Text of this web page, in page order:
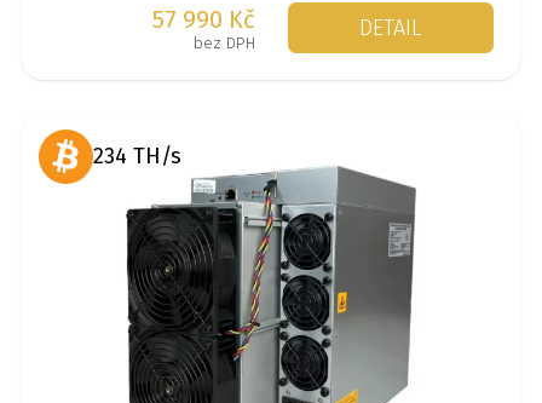
57 990 Kč
bez DPH
DETAIL
234 TH/s